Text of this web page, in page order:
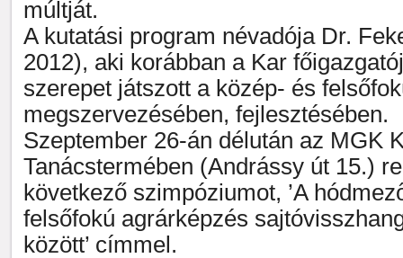
múltját.
A kutatási program névadója Dr.
2012), aki korábban a Kar
szerepet játszott a közép- és
megszervezésében, fejlesztésében.
Szeptember 26-án délután az MGK
Tanácstermében (Andrássy út 15.)
következő szimpóziumot, ’A
felsőfokú agrárképzés
között’ címmel.